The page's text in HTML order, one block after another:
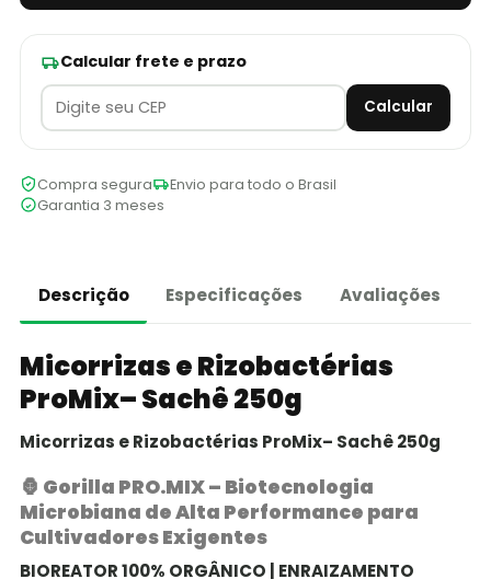
Calcular frete e prazo
Calcular
Compra segura
Envio para todo o Brasil
Garantia 3 meses
Descrição Especificações Avaliações
Micorrizas e Rizobactérias
ProMix– Sachê 250g
Micorrizas e Rizobactérias ProMix– Sachê 250g
🦍 Gorilla PRO.MIX – Biotecnologia
Microbiana de Alta Performance para
Cultivadores Exigentes
BIOREATOR 100% ORGÂNICO | ENRAIZAMENTO